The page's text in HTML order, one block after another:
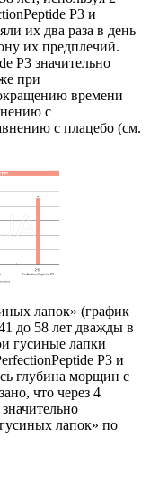
P3 и
их два раза в день
их предплечий.
P3 значительно
при
времени
с
с плацебо (см.
лапок» (график
до 58 лет дважды в
гусиные лапки
P3 и
глубина морщин с
что через 4
лапок» по